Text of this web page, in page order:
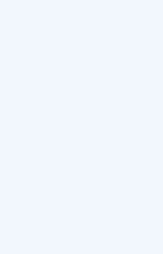
seni bekliyor!